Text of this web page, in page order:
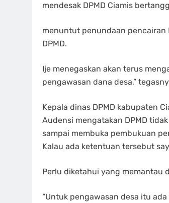
mendesak DPMD Ciamis
menuntut penundaan pencairan
DPMD.
Ije menegaskan akan terus
pengawasan dana desa,”
Kepala dinas DPMD kabupaten
Audensi mengatakan DPMD
sampai membuka pembukuan
Kalau ada ketentuan tersebut
Perlu diketahui yang memantau
“Untuk pengawasan desa itu